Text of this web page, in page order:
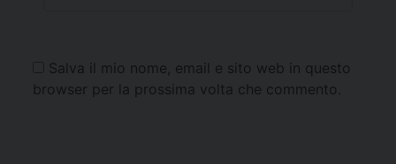
Salva il mio nome, email e sito web in questo
browser per la prossima volta che commento.